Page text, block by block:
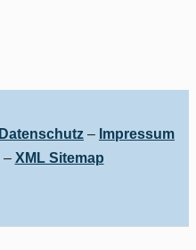
Datenschutz – Impressum
– XML Sitemap